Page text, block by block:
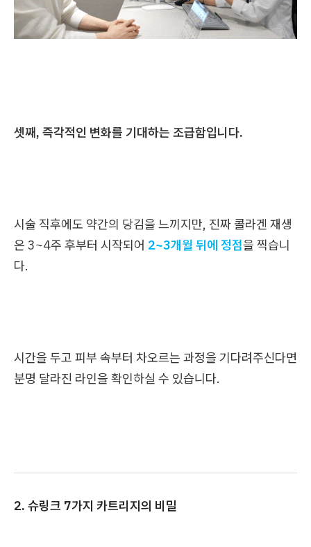
셋째, 즉각적인 변화를 기대하는 조급함입니다.
시술 직후에도 약간의 당김을 느끼지만, 진짜 콜라겐 재생
은 3~4주 후부터 시작되어 2~3개월 뒤에 정점을 찍습니
다.
시간을 두고 피부 속부터 차오르는 과정을 기다려주신다면
분명 달라진 라인을 확인하실 수 있습니다.
2. 슈링크 7가지 카트리지의 비밀